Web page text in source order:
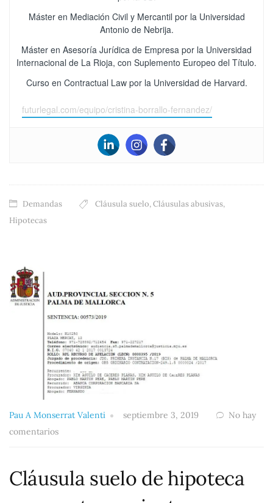
Máster en Mediación Civil y Mercantil por la Universidad
Antonio de Nebrija.
Máster en Asesoría Jurídica de Empresa por la Universidad
Internacional de La Rioja, con Suplemento Europeo del Título.
Curso en Contractual Law por la Universidad de Harvard.
futurlegal.com/equipo/cristina-borrallo-fernandez/
Demandas Cláusula suelo,Cláusulas abusivas,
Hipotecas
Pau A Monserrat Valenti septiembre 3, 2019
No hay
comentarios
Cláusula suelo de hipoteca